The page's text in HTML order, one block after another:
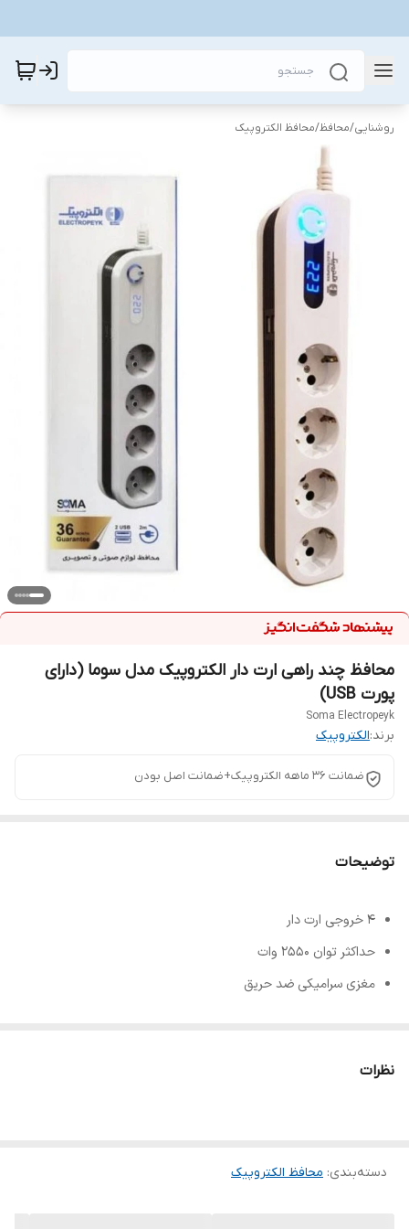
روشنایی/محافظ/محافظ الکتروپیک
محافظ چند راهی ارت دار الکتروپیک مدل سوما (دارای
پورت USB)
Soma Electropeyk
برند:الکتروپیک
ضمانت ۳۶ ماهه الکتروپیک+ضمانت اصل بودن
توضیحات
4 خروجی ارت دار
حداکثر توان 2550 وات
مغزی سرامیکی ضد حریق
طول کابل 10%± 2 متر
2 پورت 5V2A USB
نظرات
دسته‌بندی: محافظ الکتروپیک